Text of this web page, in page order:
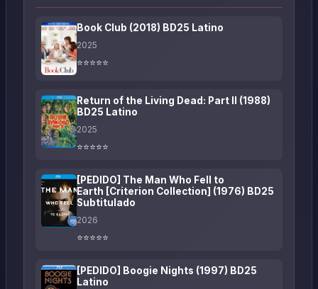
Book Club (2018) BD25 Latino
2025
⭐⭐⭐⭐⭐
Return of the Living Dead: Part II (1988)
BD25 Latino
2025
⭐⭐⭐⭐⭐
[PEDIDO] The Man Who Fell to
Earth [Criterion Collection] (1976) BD25
Subtitulado
2026
⭐⭐⭐⭐⭐
[PEDIDO] Boogie Nights (1997) BD25
Latino